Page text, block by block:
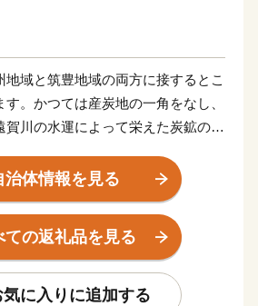
域と筑豊地域の両方に接するとこ
。かつては産炭地の一角をなし、
賀川の水運によって栄えた炭鉱のま
接する北九州市のベッドタウンとし
では、市内の人口の9割が生活する
往時の面影を残す田園風景がのどか
風景が共存しています。
始めました。世界遺産「遠賀川水源
治体情報を見る
ての返礼品を見る
気に入りに追加する